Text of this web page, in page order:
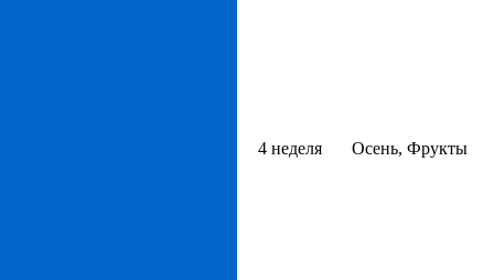
4 неделя Осень, Фрукты